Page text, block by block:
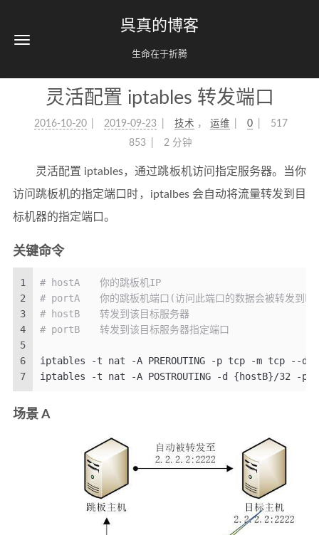
呉真的博客
生命在于折腾
灵活配置 iptables 转发端口
2016-10-20 2019-09-23 技术 ， 运维 0
517
853
2 分钟
灵活配置 iptables，通过跳板机访问指定服务器。当你
访问跳板机的指定端口时，iptalbes 会自动将流量转发到目
标机器的指定端口。
关键命令
1
2
3
4
5
6
7
# hostA　　你的跳板机IP
# portA　　你的跳板机端口(访问此端口的数据会被转发到
# hostB　　转发到该目标服务器
# portB　　转发到该目标服务器指定端口
iptables -t nat -A PREROUTING -p tcp -m tcp --
iptables -t nat -A POSTROUTING -d {hostB}/32
场景 A